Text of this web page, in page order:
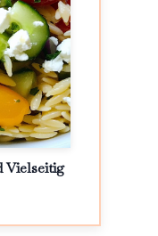
Vielseitig